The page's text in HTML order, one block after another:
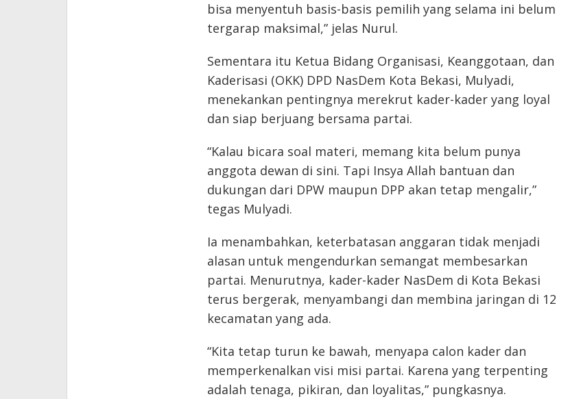
bisa menyentuh basis-basis pemilih yang selama ini belum
tergarap maksimal,” jelas Nurul.
Sementara itu Ketua Bidang Organisasi, Keanggotaan, dan
Kaderisasi (OKK) DPD NasDem Kota Bekasi, Mulyadi,
menekankan pentingnya merekrut kader-kader yang loyal
dan siap berjuang bersama partai.
“Kalau bicara soal materi, memang kita belum punya
anggota dewan di sini. Tapi Insya Allah bantuan dan
dukungan dari DPW maupun DPP akan tetap mengalir,”
tegas Mulyadi.
Ia menambahkan, keterbatasan anggaran tidak menjadi
alasan untuk mengendurkan semangat membesarkan
partai. Menurutnya, kader-kader NasDem di Kota Bekasi
terus bergerak, menyambangi dan membina jaringan di 12
kecamatan yang ada.
“Kita tetap turun ke bawah, menyapa calon kader dan
memperkenalkan visi misi partai. Karena yang terpenting
adalah tenaga, pikiran, dan loyalitas,” pungkasnya.